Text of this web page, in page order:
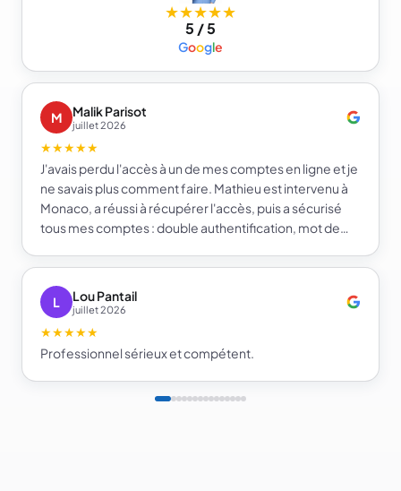
★★★★★
5 / 5
Google
M Malik Parisot
juillet 2026
★★★★★
J'avais perdu l'accès à un de mes comptes en ligne et je
ne savais plus comment faire. Mathieu est intervenu à
Monaco, a réussi à récupérer l'accès, puis a sécurisé
tous mes comptes : double authentification, mot de
beaucoup plus serein sur la sécurité de mes comptes.
Je recommande e-infomat.
L
Lou Pantail
juillet 2026
★★★★★
Professionnel sérieux et compétent.